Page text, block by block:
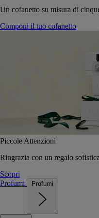
Un cofanetto su misura di
Componi il tuo cofanetto
Piccole Attenzioni
Ringrazia con un regalo
Scopri
Profumi
Profumi